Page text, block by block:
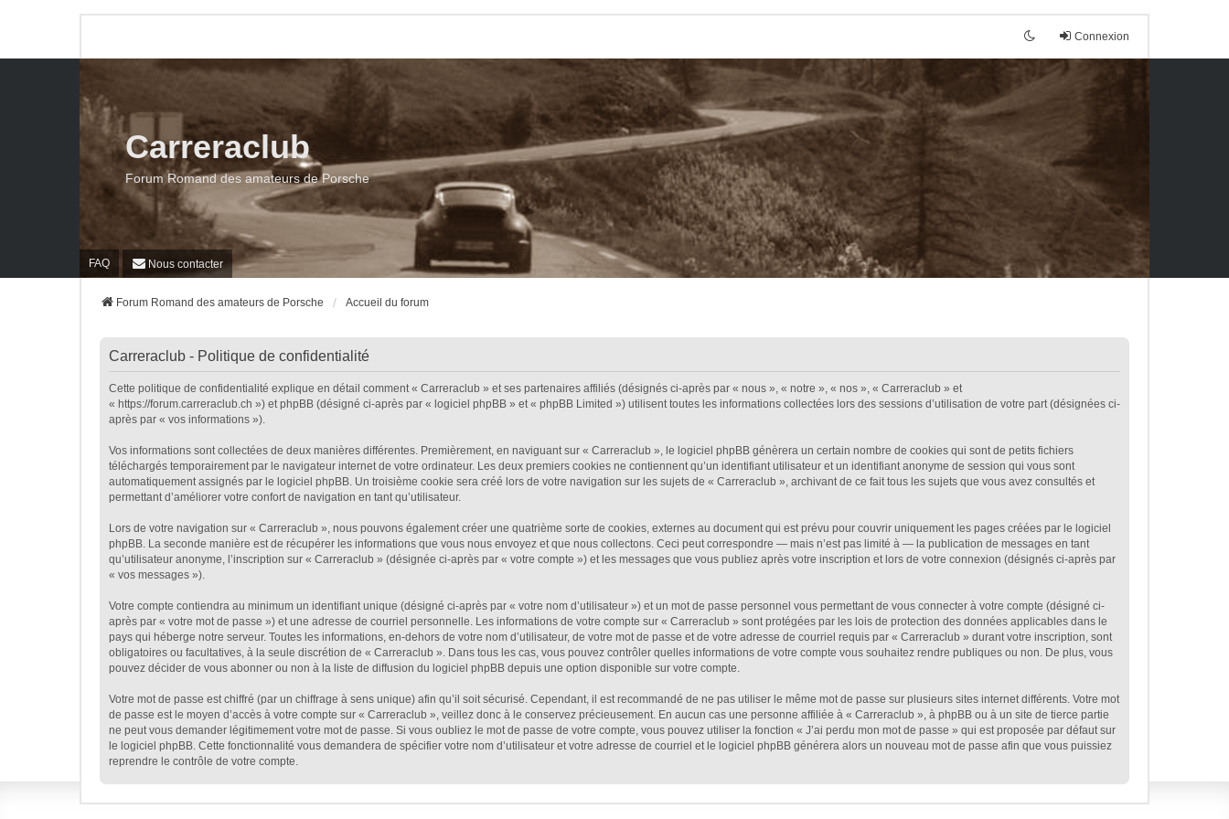
Connexion
FAQ Nous contacter
Carreraclub
Forum Romand des amateurs de Porsche
Forum Romand des amateurs de Porsche Accueil du forum
Carreraclub - Politique de confidentialité
Cette politique de confidentialité explique en détail comment « Carreraclub » et ses partenaires affiliés (désignés ci-après par « nous », « notre », « nos », « Carreraclub » et
« https://forum.carreraclub.ch ») et phpBB (désigné ci-après par « logiciel phpBB » et « phpBB Limited ») utilisent toutes les informations collectées lors des sessions d’utilisation de votre part (désignées ci-
après par « vos informations »).
Vos informations sont collectées de deux manières différentes. Premièrement, en naviguant sur « Carreraclub », le logiciel phpBB génèrera un certain nombre de cookies qui sont de petits fichiers
téléchargés temporairement par le navigateur internet de votre ordinateur. Les deux premiers cookies ne contiennent qu’un identifiant utilisateur et un identifiant anonyme de session qui vous sont
automatiquement assignés par le logiciel phpBB. Un troisième cookie sera créé lors de votre navigation sur les sujets de « Carreraclub », archivant de ce fait tous les sujets que vous avez consultés et
permettant d’améliorer votre confort de navigation en tant qu’utilisateur.
Lors de votre navigation sur « Carreraclub », nous pouvons également créer une quatrième sorte de cookies, externes au document qui est prévu pour couvrir uniquement les pages créées par le logiciel
phpBB. La seconde manière est de récupérer les informations que vous nous envoyez et que nous collectons. Ceci peut correspondre — mais n’est pas limité à — la publication de messages en tant
qu’utilisateur anonyme, l’inscription sur « Carreraclub » (désignée ci-après par « votre compte ») et les messages que vous publiez après votre inscription et lors de votre connexion (désignés ci-après par
« vos messages »).
Votre compte contiendra au minimum un identifiant unique (désigné ci-après par « votre nom d’utilisateur ») et un mot de passe personnel vous permettant de vous connecter à votre compte (désigné ci-
après par « votre mot de passe ») et une adresse de courriel personnelle. Les informations de votre compte sur « Carreraclub » sont protégées par les lois de protection des données applicables dans le
pays qui héberge notre serveur. Toutes les informations, en-dehors de votre nom d’utilisateur, de votre mot de passe et de votre adresse de courriel requis par « Carreraclub » durant votre inscription, sont
obligatoires ou facultatives, à la seule discrétion de « Carreraclub ». Dans tous les cas, vous pouvez contrôler quelles informations de votre compte vous souhaitez rendre publiques ou non. De plus, vous
pouvez décider de vous abonner ou non à la liste de diffusion du logiciel phpBB depuis une option disponible sur votre compte.
Votre mot de passe est chiffré (par un chiffrage à sens unique) afin qu’il soit sécurisé. Cependant, il est recommandé de ne pas utiliser le même mot de passe sur plusieurs sites internet différents. Votre mot
de passe est le moyen d’accès à votre compte sur « Carreraclub », veillez donc à le conservez précieusement. En aucun cas une personne affiliée à « Carreraclub », à phpBB ou à un site de tierce partie
ne peut vous demander légitimement votre mot de passe. Si vous oubliez le mot de passe de votre compte, vous pouvez utiliser la fonction « J’ai perdu mon mot de passe » qui est proposée par défaut sur
le logiciel phpBB. Cette fonctionnalité vous demandera de spécifier votre nom d’utilisateur et votre adresse de courriel et le logiciel phpBB générera alors un nouveau mot de passe afin que vous puissiez
reprendre le contrôle de votre compte.